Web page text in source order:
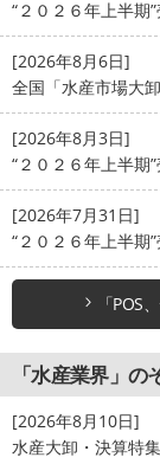
“２０２６年上半期
[2026年8月6日]
全国「水産市場大
[2026年8月3日]
“２０２６年上半期
[2026年7月31日]
“２０２６年上半期
「POS
「水産業界」の
[2026年8月10日]
水産大卸・決算特